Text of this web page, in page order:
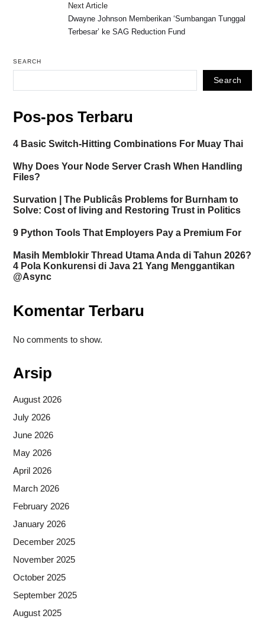
Next Article
Dwayne Johnson Memberikan ‘Sumbangan Tunggal
Terbesar’ ke SAG Reduction Fund
SEARCH
Search
Pos-pos Terbaru
4 Basic Switch-Hitting Combinations For Muay Thai
Why Does Your Node Server Crash When Handling
Files?
Survation | The Publicâs Problems for Burnham to
Solve: Cost of living and Restoring Trust in Politics
9 Python Tools That Employers Pay a Premium For
Masih Memblokir Thread Utama Anda di Tahun 2026?
4 Pola Konkurensi di Java 21 Yang Menggantikan
@Async
Komentar Terbaru
No comments to show.
Arsip
August 2026
July 2026
June 2026
May 2026
April 2026
March 2026
February 2026
January 2026
December 2025
November 2025
October 2025
September 2025
August 2025